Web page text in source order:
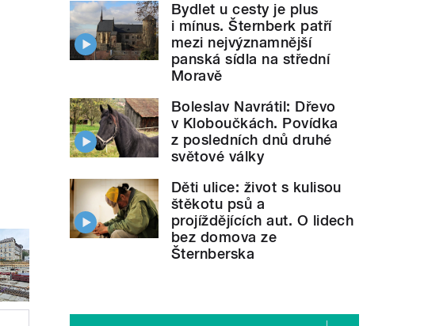
Bydlet u cesty je plus
i mínus. Šternberk patří
mezi nejvýznamnější
panská sídla na střední
Moravě
Boleslav Navrátil: Dřevo
v Kloboučkách. Povídka
z posledních dnů druhé
světové války
Děti ulice: život s kulisou
štěkotu psů a
projíždějících aut. O lidech
bez domova ze
Šternberska